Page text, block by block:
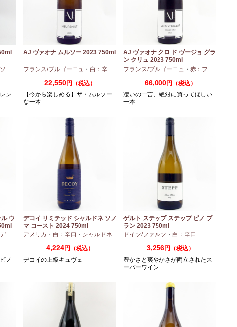
ソーヴィニオンブラン
ン
AJ ヴァオナ ムルソー 2023 750ml
フランス/ブルゴーニュ ・ 白：辛口 シャルドネ
22,550円（税込）
【今から楽しめる】ザ・ムルソー
な一本
AJ ヴァオナ クロ ド ヴージョ グラ
ン クリュ 2023 750ml
フランス/ブルゴーニュ ・ 赤：フルボディ
66,000円（税込）
凄いの一言、絶対に買ってほしい
一本
ウ
ピノノワール
ノ
デコイ リミテッド シャルドネ ソノ
マ コースト 2024 750ml
アメリカ ・ 白：辛口 ・ シャルドネ
4,224円（税込）
デコイの上級キュヴェ
ゲルト ステップ ステップ ピノ ブ
ラン 2023 750ml
ドイツ/ファルツ ・ 白：辛口
3,256円（税込）
豊かさと爽やかさが両立されたス
ーパーワイン